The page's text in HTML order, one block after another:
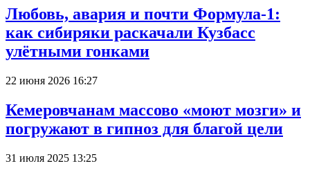
Любовь, авария и почти Формула-1:
как сибиряки раскачали Кузбасс
улётными гонками
22 июня 2026 16:27
Кемеровчанам массово «моют мозги» и
погружают в гипноз для благой цели
31 июля 2025 13:25